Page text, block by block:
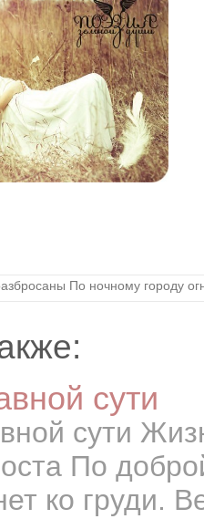
По ночному городу
сути
сути
По
ко груди.